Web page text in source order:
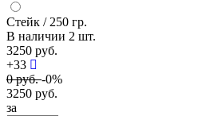
Стейк / 250 гр.
В наличии 2 шт.
3250 руб.
+33
0руб.-0%
3250 руб.
за